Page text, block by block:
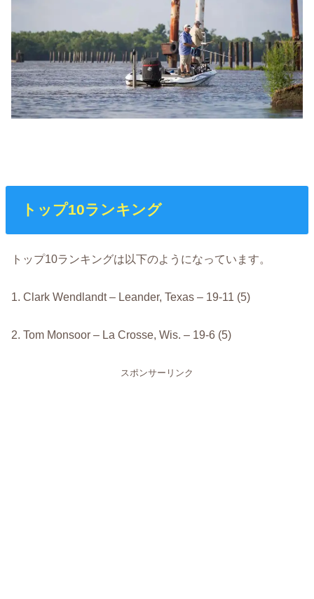
トップ10ランキング
トップ10ランキングは以下のようになっています。
1. Clark Wendlandt – Leander, Texas – 19-11 (5)
2. Tom Monsoor – La Crosse, Wis. – 19-6 (5)
スポンサーリンク